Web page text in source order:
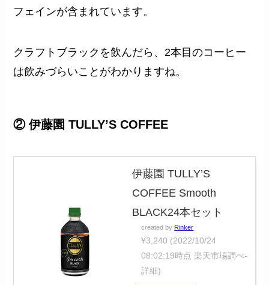
フェインが含まれています。
クラフトブラックを飲んだら、2本目のコーヒー
は飲みづらいことがわかりますね。
② 伊藤園 TULLY’S COFFEE
伊藤園 TULLY’S
COFFEE Smooth
BLACK24本セット
created by Rinker
¥3,240 (2022/10/24
08:02:19時点 楽天市場調べ-
詳細)